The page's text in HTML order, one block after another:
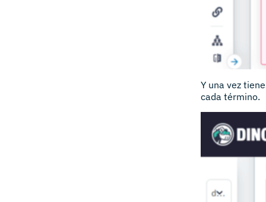
Y una vez
cada término.